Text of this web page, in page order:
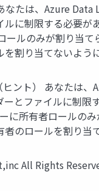
なたは、Azure Data
ルに制限する必要が
ールのみが割り当
を割り当てないよ
ント） あなたは、
ーとファイルに制限
に所有者ロールの
者のロールを割り
All Rights